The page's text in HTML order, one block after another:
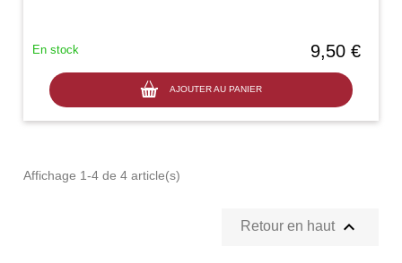
9,50 €
AJOUTER AU PANIER
En stock
Affichage 1-4 de 4 article(s)
Retour en haut 